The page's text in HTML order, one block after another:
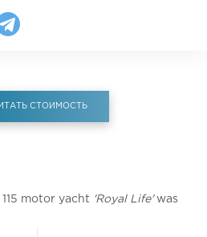
СТОИМОСТЬ
115 motor yacht 'Royal Life'was